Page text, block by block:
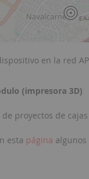
en la red
(impresora 3D)
proyectos de cajas
esta página